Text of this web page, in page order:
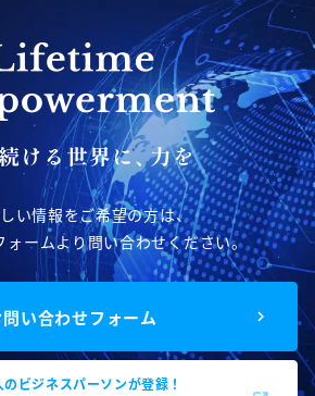
い情報をご希望の方は、
ォームより問い合わせください。
い合わせフォーム
ビジネスパーソンが登録！